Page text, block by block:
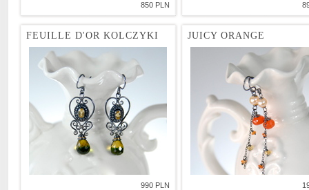
850 PLN
FEUILLE D'OR KOLCZYKI
990 PLN
JUICY ORANGE